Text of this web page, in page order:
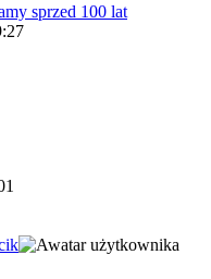
sprzed 100 lat